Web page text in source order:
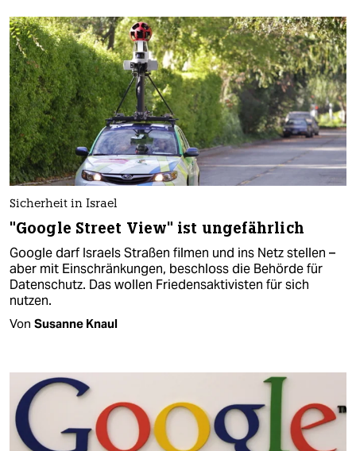
Sicherheit in Israel
"Google Street View" ist ungefährlich
Google darf Israels Straßen filmen und ins Netz stellen –
aber mit Einschränkungen, beschloss die Behörde für
Datenschutz. Das wollen Friedensaktivisten für sich
nutzen.
Von Susanne Knaul